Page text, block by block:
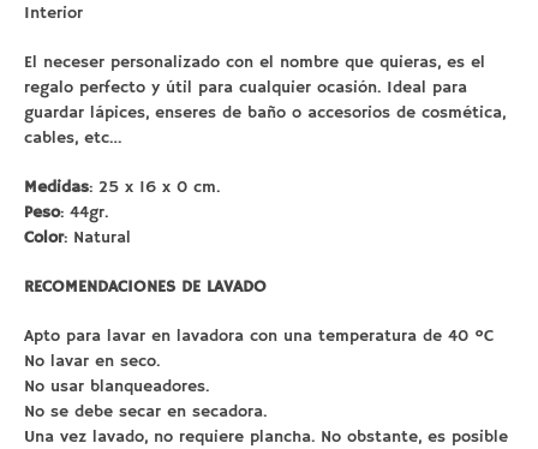
Interior
El neceser personalizado con el nombre que quieras, es el
regalo perfecto y útil para cualquier ocasión. Ideal para
guardar lápices, enseres de baño o accesorios de cosmética,
cables, etc…
Medidas: 25 x 16 x 0 cm.
Peso: 44gr.
Color: Natural
RECOMENDACIONES DE LAVADO
Apto para lavar en lavadora con una temperatura de 40 ºC
No lavar en seco.
No usar blanqueadores.
No se debe secar en secadora.
Una vez lavado, no requiere plancha. No obstante, es posible